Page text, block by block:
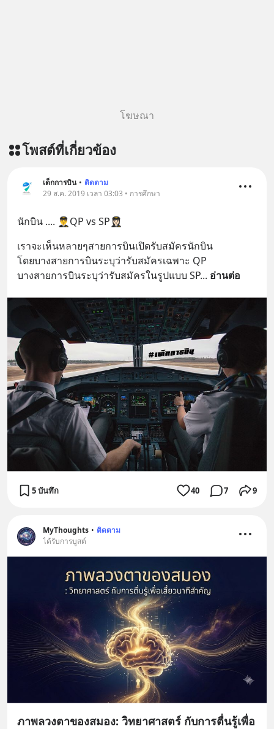
โฆษณา
โพสต์ที่เกี่ยวข้อง
เด็กการบิน • ติดตาม
29 ส.ค. 2019 เวลา 03:03 • การศึกษา
นักบิน .... 👨‍✈️QP vs SP👩🏻‍✈️
เราจะเห็นหลายๆสายการบินเปิดรับสมัครนักบิน
โดยบางสายการบินระบุว่ารับสมัครเฉพาะ QP
บางสายการบินระบุว่ารับสมัครในรูปแบบ SP... อ่านต่อ
5 บันทึก 40 7 9
MyThoughts • ติดตาม
ได้รับการบูสต์
ภาพลวงตาของสมอง: วิทยาศาสตร์ กับการตื่นรู้เพื่อ